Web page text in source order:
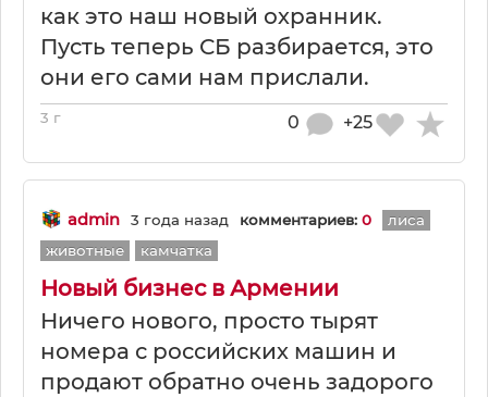
как это наш новый охранник.
Пусть теперь СБ разбирается, это
они его сами нам прислали.
3 г +25
0
admin 3 года назад комментариев: 0
лиса
животные
камчатка
Новый бизнес в Армении
Ничего нового, просто тырят
номера с российских машин и
продают обратно очень задорого